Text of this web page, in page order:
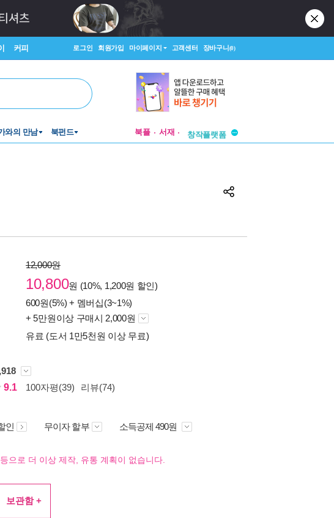
커피 로그인 회원가입 마이페이지 고객센터 장바구니(0)
와의 만남 북펀드 북플 서재
창작플랫폼
12,000원
10,800원 (10%, 1,200원 할인)
600원(5%) + 멤버십(3~1%)
+ 5만원이상 구매시 2,000원
유료 (도서 1만5천원 이상 무료)
9.1
100자평(39) 리뷰(74)
인 무이자 할부 소득공제 490원
으로 더 이상 제작, 유통 계획이 없습니다.
보관함 +